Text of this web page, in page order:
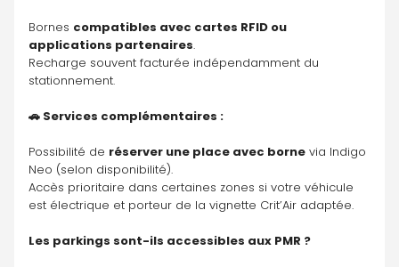
Bornes compatibles avec cartes RFID ou
applications partenaires.
Recharge souvent facturée indépendamment du
stationnement.
🚗 Services complémentaires :
Possibilité de réserver une place avec borne via Indigo
Neo (selon disponibilité).
Accès prioritaire dans certaines zones si votre véhicule
est électrique et porteur de la vignette Crit’Air adaptée.
Les parkings sont-ils accessibles aux PMR ?